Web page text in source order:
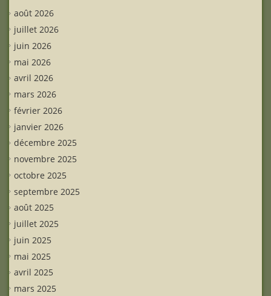
août 2026
juillet 2026
juin 2026
mai 2026
avril 2026
mars 2026
février 2026
janvier 2026
décembre 2025
novembre 2025
octobre 2025
septembre 2025
août 2025
juillet 2025
juin 2025
mai 2025
avril 2025
mars 2025